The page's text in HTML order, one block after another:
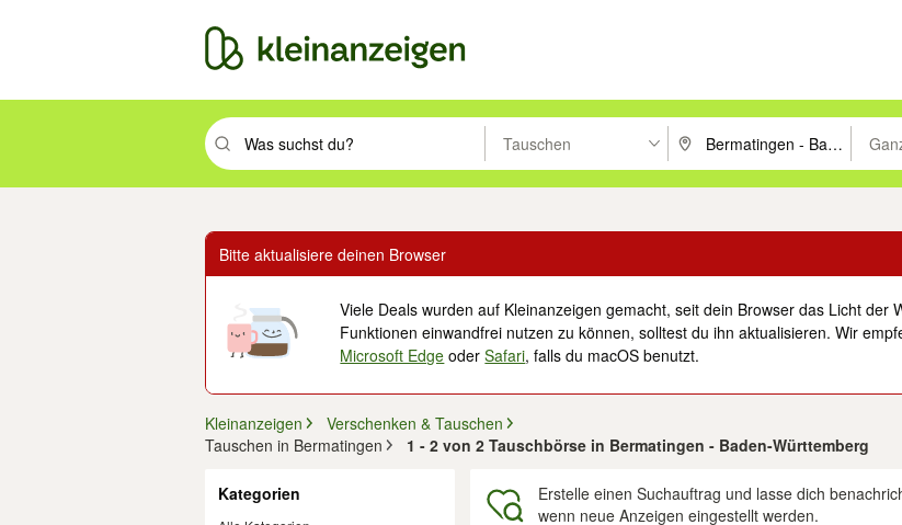
Suchbegriff eingeben. Eingabetaste drücken um zu suchen, oder Vorschläge mit den Pfeiltasten
Tauschen PLZ oder Ort eingeben.
Bitte aktualisiere deinen Browser
Viele Deals wurden auf Kleinanzeigen gemacht, seit dein Browser das Licht der
Funktionen einwandfrei nutzen zu können, solltest du ihn aktualisieren. Wir
Microsoft Edge oderSafari, falls du macOS benutzt.
Kleinanzeigen
Verschenken & Tauschen
Tauschen in Bermatingen
1 - 2 von 2 Tauschbörse in Bermatingen - Baden-Württemberg
Kategorien
Erstelle einen Suchauftrag und lasse dich
wenn neue Anzeigen eingestellt werden.